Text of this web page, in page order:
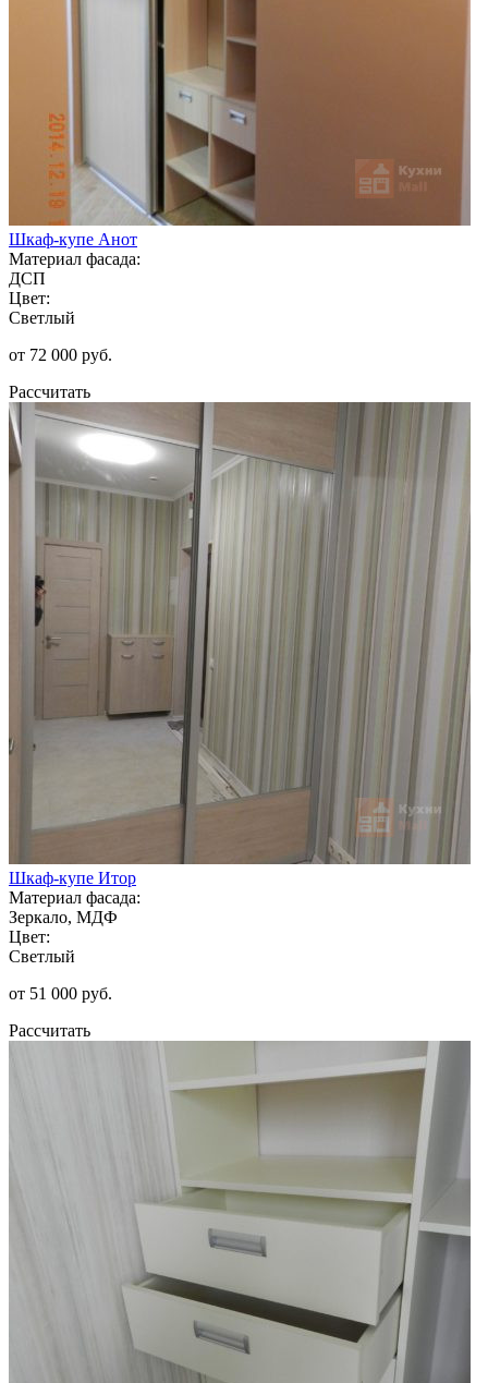
Шкаф-купе Анот
Материал фасада:
ДСП
Цвет:
Светлый
от 72 000 руб.
Рассчитать
Шкаф-купе Итор
Материал фасада:
Зеркало, МДФ
Цвет:
Светлый
от 51 000 руб.
Рассчитать